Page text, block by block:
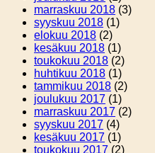
marraskuu 2018 (3)
syyskuu 2018 (1)
elokuu 2018 (2)
kesäkuu 2018 (1)
toukokuu 2018 (2)
huhtikuu 2018 (1)
tammikuu 2018 (2)
joulukuu 2017 (1)
marraskuu 2017 (2)
syyskuu 2017 (4)
kesäkuu 2017 (1)
toukokuu 2017 (2)